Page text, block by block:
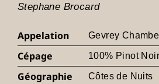
Stephane Brocard
Appelation Gevrey
Cépage 100% Pinot Noir
Géographie Côtes de Nuits